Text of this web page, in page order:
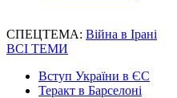
СПЕЦТЕМА: Війна в Ірані
ВСІ ТЕМИ
Вступ України в ЄС
Теракт в Барселоні